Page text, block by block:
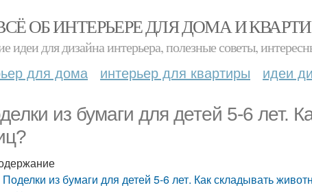
ОБ ИНТЕРЬЕРЕ ДЛЯ ДОМА И
идеи для дизайна интерьера, полезные советы,
для дома интерьер для квартиры идеи
из бумаги для детей 5-6 лет.
Поделки из бумаги для детей 5-6 лет. Как складывать